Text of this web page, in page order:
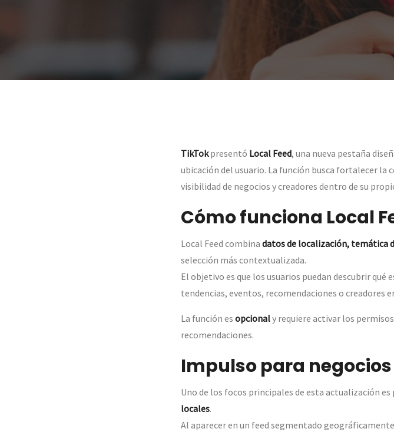
TikTokpresentó Local Feed, una nueva pestaña
ubicación del usuario. La función busca fortalecer la
visibilidad de negocios y creadores dentro de su
Cómo funciona Local
Local Feed combina datos de localización, temática
selección más contextualizada.
El objetivo es que los usuarios puedan descubrir qué
tendencias, eventos, recomendaciones o creadores
La función es opcionaly requiere activar los
recomendaciones.
Impulso para
Uno de los focos principales de esta actualización
locales.
Al aparecer en un feed segmentado